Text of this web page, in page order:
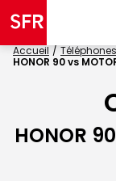
Accueil Téléphones
HONOR 90 vs
HONOR 90